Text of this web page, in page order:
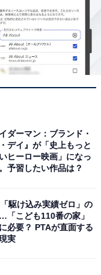
堂メン
の夫婦でした。
ンテレ・フジテレ
に結婚。2人そろ
の結婚は大きな話
躍しながら2人の
夫婦です。
の結婚だったし、
代男性／大分
し、共にいい形で
イダーマン：ブランド・
デイ』が「史上もっと
ヒーロー映画」になっ
予習したい作品は？
駆け込み実績ゼロ」の
「こども110番の家」
必要？ PTAが直面する
実